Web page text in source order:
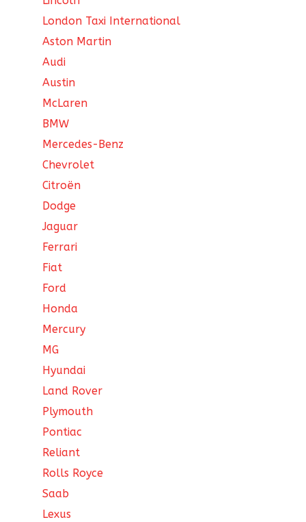
London Taxi International
Aston Martin
Audi
Austin
McLaren
BMW
Mercedes-Benz
Chevrolet
Citroën
Dodge
Jaguar
Ferrari
Fiat
Ford
Honda
Mercury
MG
Hyundai
Land Rover
Plymouth
Pontiac
Reliant
Rolls Royce
Saab
Lexus